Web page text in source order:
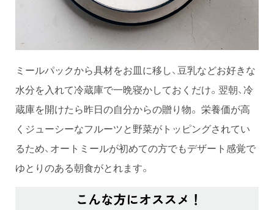
ミールパックから具材をお皿に移し、豆乳などお好きな
水分を入れて冷蔵庫で一晩寝かしておくだけ。翌朝、冷
蔵庫を開けたら昨日の自分からの贈り物。 栄養価が高
くジューシーなフルーツと野菜がトッピングされてい
るため、オートミールが初めての方でもデザート感覚で
ゆとりのある朝食がとれます。